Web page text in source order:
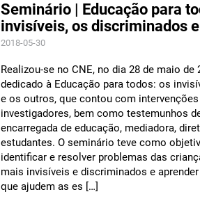
Seminário | Educação para
invisíveis, os discriminados
2018-05-30
Realizou-se no CNE, no dia 28 de maio de
dedicado à Educação para todos: os
e os outros, que contou com
investigadores, bem como testemunhos
encarregada de educação, mediadora,
estudantes. O seminário teve como
identificar e resolver problemas das
mais invisíveis e discriminados e
que ajudem as es […]